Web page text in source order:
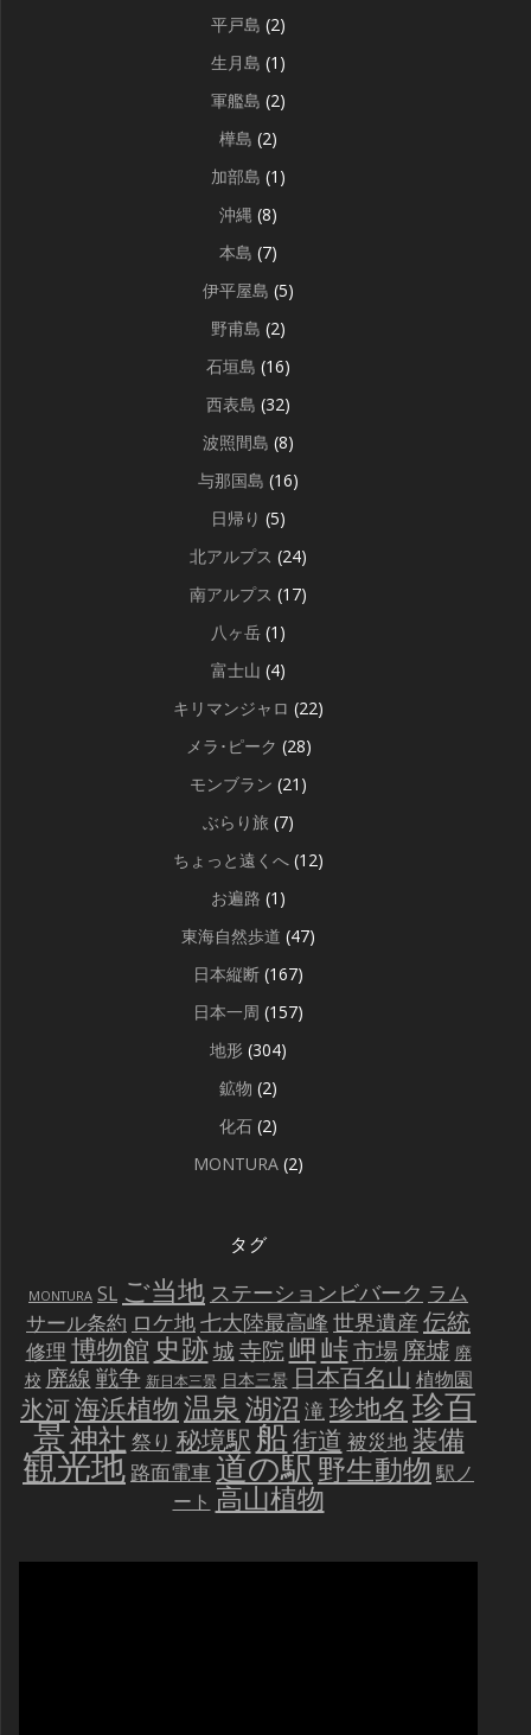
平戸島 (2)
生月島 (1)
軍艦島 (2)
樺島 (2)
加部島 (1)
沖縄 (8)
本島 (7)
伊平屋島 (5)
野甫島 (2)
石垣島 (16)
西表島 (32)
波照間島 (8)
与那国島 (16)
日帰り (5)
北アルプス (24)
南アルプス (17)
八ヶ岳 (1)
富士山 (4)
キリマンジャロ (22)
メラ･ピーク (28)
モンブラン (21)
ぶらり旅 (7)
ちょっと遠くへ (12)
お遍路 (1)
東海自然歩道 (47)
日本縦断 (167)
日本一周 (157)
地形 (304)
鉱物 (2)
化石 (2)
MONTURA (2)
タグ
MONTURA SL ご当地 ステーションビバーク ラム
サール条約 ロケ地七大陸最高峰 世界遺産 伝統
修理 博物館 史跡城寺院岬峠市場 廃墟 廃
校 廃線戦争 新日本三景 日本三景 日本百名山 植物園
氷河海浜植物温泉湖沼 滝珍地名 珍百
景神社 祭り 秘境駅船街道 被災地 装備
観光地 路面電車道の駅野生動物 駅ノ
ート 高山植物